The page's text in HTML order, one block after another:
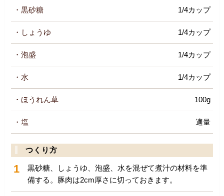
・黒砂糖 1/4カップ
・しょうゆ 1/4カップ
・泡盛 1/4カップ
・水 1/4カップ
・ほうれん草 100g
・塩 適量
つくり方
1
黒砂糖、しょうゆ、泡盛、水を混ぜて煮汁の材料を準
備する。豚肉は2cm厚さに切っておきます。